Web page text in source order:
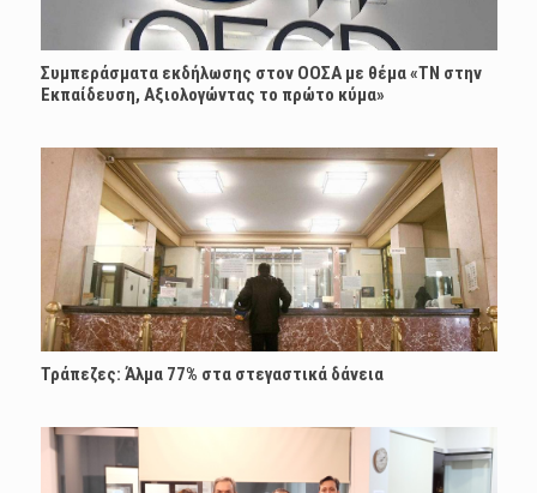
Συμπεράσματα εκδήλωσης στον ΟΟΣΑ με θέμα «ΤΝ στην
Εκπαίδευση, Αξιολογώντας το πρώτο κύμα»
Τράπεζες: Άλμα 77% στα στεγαστικά δάνεια